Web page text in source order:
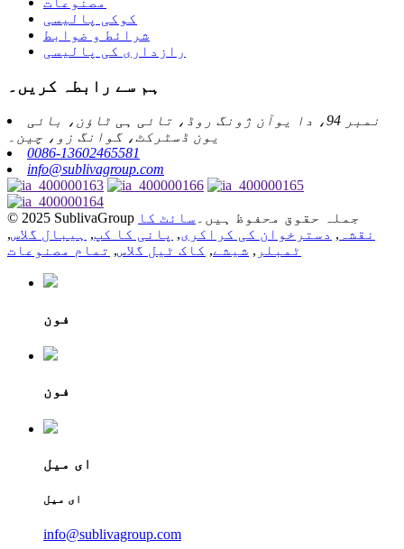
کوکی پالیسی
شرائط و ضوابط
رازداری کی پالیسی
ہم سے رابطہ کریں۔
نمبر 94، دا یوآن ژونگ روڈ، تائی ہی ٹاؤن، بائی
یون ڈسٹرکٹ، گوانگ زو، چین۔
0086-13602465581
info@sublivagroup.com
© 2025 SublivaGroup جملہ حقوق محفوظ ہیں۔ سائٹ کا
نقشہ , دسترخوان کی کراکری, پانی کا کپ, ہیبال گلاس,
ٹمبلر , شیشے, کاک ٹیل گلاس, تمام مصنوعات
فون
فون
ای میل
ای میل
info@sublivagroup.com